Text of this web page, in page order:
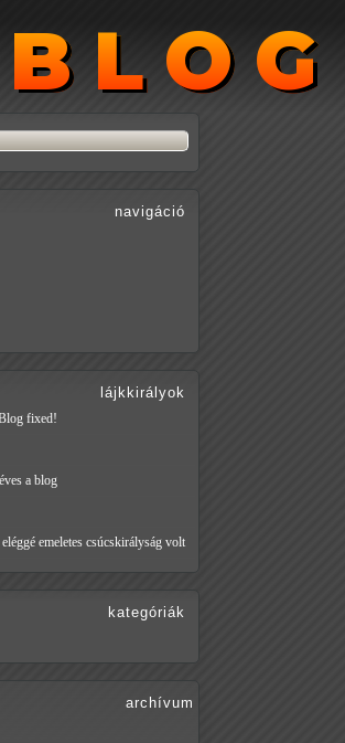
navigáció
lájkkirályok
fixed!
a blog
emeletes csúcskirályság volt
kategóriák
archívum